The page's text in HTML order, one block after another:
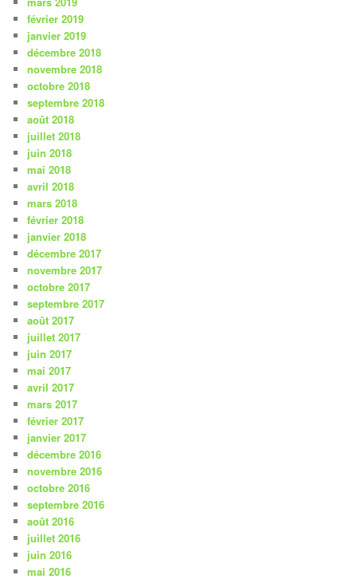
février 2019
janvier 2019
décembre 2018
novembre 2018
octobre 2018
septembre 2018
août 2018
juillet 2018
juin 2018
mai 2018
avril 2018
mars 2018
février 2018
janvier 2018
décembre 2017
novembre 2017
octobre 2017
septembre 2017
août 2017
juillet 2017
juin 2017
mai 2017
avril 2017
mars 2017
février 2017
janvier 2017
décembre 2016
novembre 2016
octobre 2016
septembre 2016
août 2016
juillet 2016
juin 2016
mai 2016